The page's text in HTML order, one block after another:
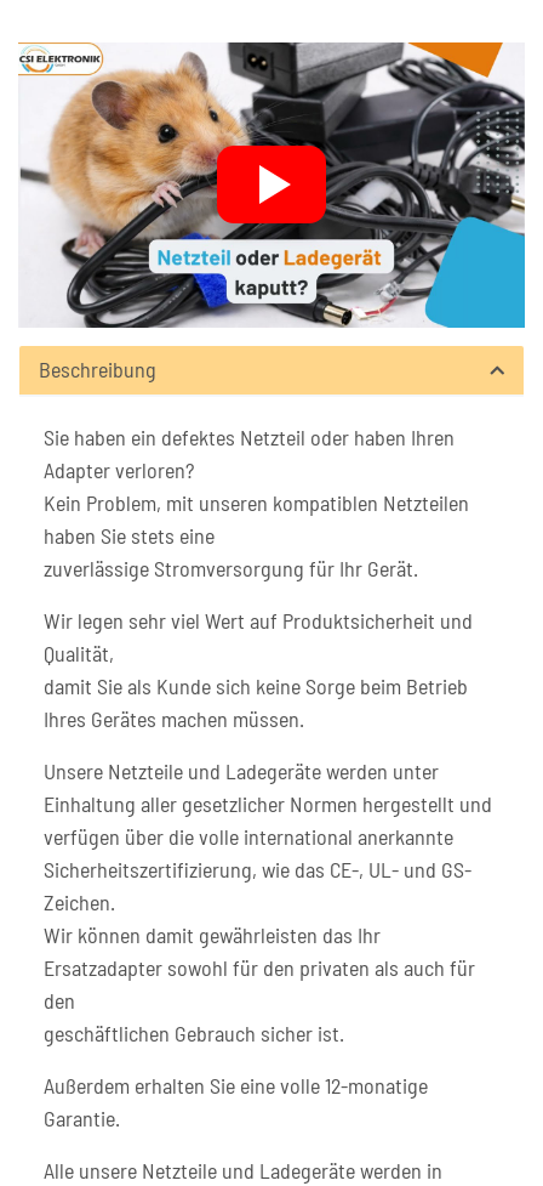
Beschreibung
Sie haben ein defektes Netzteil oder haben Ihren
Adapter verloren?
Kein Problem, mit unseren kompatiblen Netzteilen
haben Sie stets eine
zuverlässige Stromversorgung für Ihr Gerät.
Wir legen sehr viel Wert auf Produktsicherheit und
Qualität,
damit Sie als Kunde sich keine Sorge beim Betrieb
Ihres Gerätes machen müssen.
Unsere Netzteile und Ladegeräte werden unter
Einhaltung aller gesetzlicher Normen hergestellt und
verfügen über die volle international anerkannte
Sicherheitszertifizierung, wie das CE-, UL- und GS-
Zeichen.
Wir können damit gewährleisten das Ihr
Ersatzadapter sowohl für den privaten als auch für
den
geschäftlichen Gebrauch sicher ist.
Außerdem erhalten Sie eine volle 12-monatige
Garantie.
Alle unsere Netzteile und Ladegeräte werden in